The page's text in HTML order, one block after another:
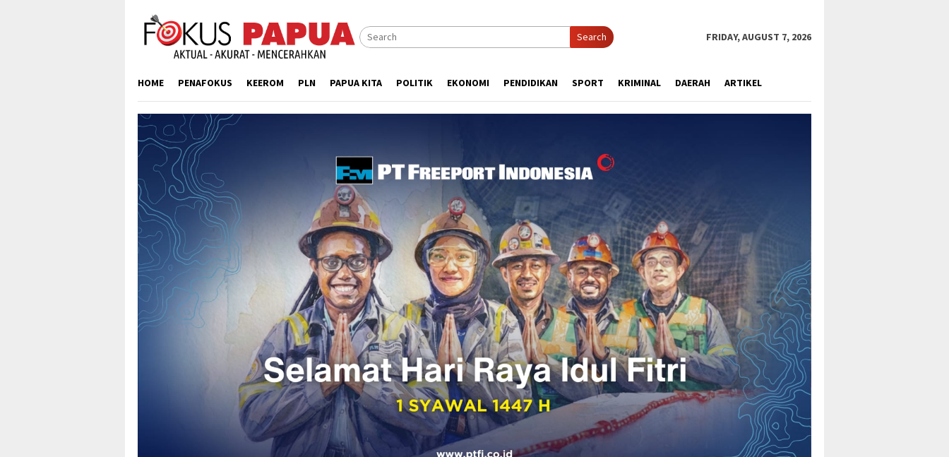
content
Search FRIDAY, AUGUST 7, 2026
HOME PENAFOKUS KEEROM PLN PAPUA KITA POLITIK EKONOMI PENDIDIKAN SPORT KRIMINAL DAERAH ARTIKEL